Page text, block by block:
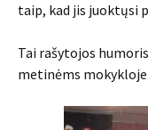
taip, kad jis juoktųsi
Tai rašytojos
metinėms